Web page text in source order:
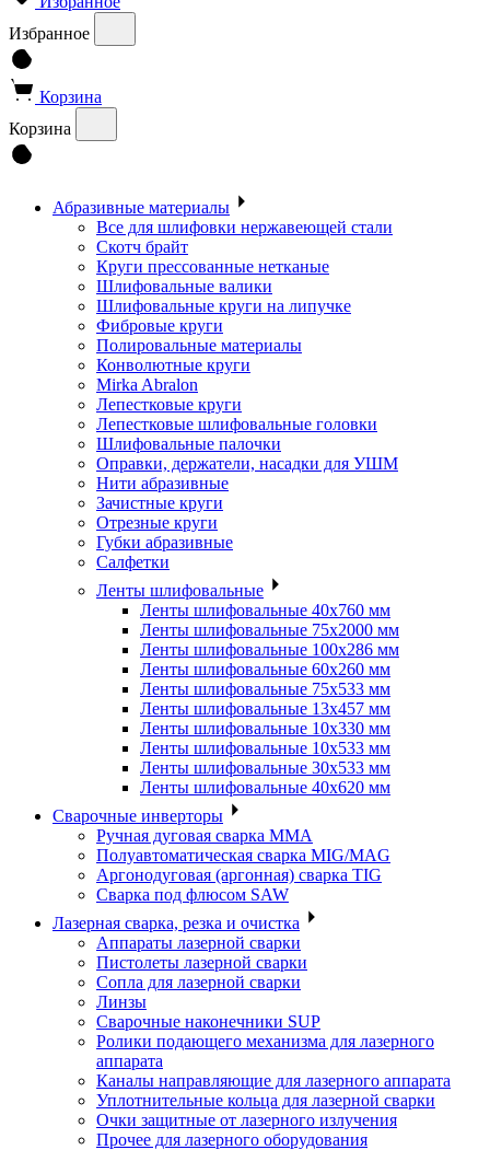
Избранное
Корзина
Корзина
Абразивные материалы
Все для шлифовки нержавеющей стали
Скотч брайт
Круги прессованные нетканые
Шлифовальные валики
Шлифовальные круги на липучке
Фибровые круги
Полировальные материалы
Конволютные круги
Mirka Abralon
Лепестковые круги
Лепестковые шлифовальные головки
Шлифовальные палочки
Оправки, держатели, насадки для УШМ
Нити абразивные
Зачистные круги
Отрезные круги
Губки абразивные
Салфетки
Ленты шлифовальные
Ленты шлифовальные 40х760 мм
Ленты шлифовальные 75х2000 мм
Ленты шлифовальные 100х286 мм
Ленты шлифовальные 60х260 мм
Ленты шлифовальные 75х533 мм
Ленты шлифовальные 13х457 мм
Ленты шлифовальные 10х330 мм
Ленты шлифовальные 10х533 мм
Ленты шлифовальные 30х533 мм
Ленты шлифовальные 40х620 мм
Сварочные инверторы
Ручная дуговая сварка MMA
Полуавтоматическая сварка MIG/MAG
Аргонодуговая (аргонная) сварка TIG
Сварка под флюсом SAW
Лазерная сварка, резка и очистка
Аппараты лазерной сварки
Пистолеты лазерной сварки
Сопла для лазерной сварки
Линзы
Сварочные наконечники SUP
Ролики подающего механизма для лазерного
аппарата
Каналы направляющие для лазерного аппарата
Уплотнительные кольца для лазерной сварки
Очки защитные от лазерного излучения
Прочее для лазерного оборудования